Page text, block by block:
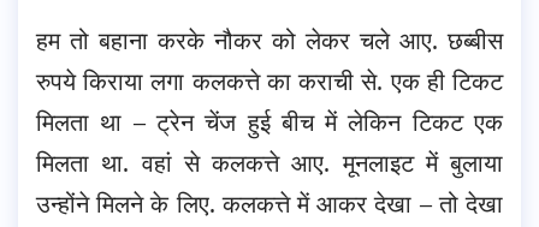
हम तो बहाना करके नौकर को लेकर चले आए. छब्बीस
रुपये किराया लगा कलकत्ते का कराची से. एक ही टिकट
मिलता था – ट्रेन चेंज हुई बीच में लेकिन टिकट एक
मिलता था. वहां से कलकत्ते आए. मूनलाइट में बुलाया
उन्होंने मिलने के लिए. कलकत्ते में आकर देखा – तो देखा